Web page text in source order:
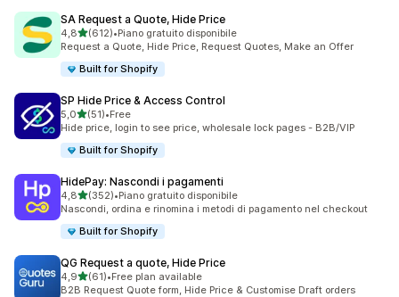
SA Request a Quote, Hide Price
4,8stelle su 5
(612)
612 recensioni totali
•Piano gratuito disponibile
Request a Quote, Hide Price, Request Quotes, Make an Offer
Built for Shopify
SP Hide Price & Access Control
5,0stelle su 5
(51)
51 recensioni totali
•Free
Hide price, login to see price, wholesale lock pages - B2B/VIP
Built for Shopify
HidePay: Nascondi i pagamenti
4,8stelle su 5
(352)
352 recensioni totali
•Piano gratuito disponibile
Nascondi, ordina e rinomina i metodi di pagamento nel checkout
Built for Shopify
QG Request a quote, Hide Price
4,9stelle su 5
(61)
61 recensioni totali
•Free plan available
B2B Request Quote form, Hide Price & Customise Draft orders